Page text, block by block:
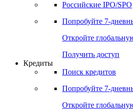
Получить доступ
Поиск акций
Российские IPO/SPO
Попробуйте7-
Откройте
Получить доступ
Поиск кредитов